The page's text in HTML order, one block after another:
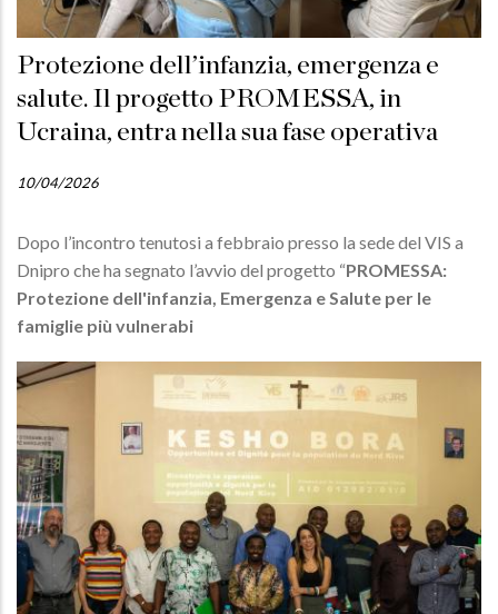
Protezione dell’infanzia, emergenza e
salute. Il progetto PROMESSA, in
Ucraina, entra nella sua fase operativa
10/04/2026
Dopo l’incontro tenutosi a febbraio presso la sede del VIS a
Dnipro che ha segnato l’avvio del progetto “PROMESSA:
Protezione dell'infanzia, Emergenza e Salute per le
famiglie più vulnerabi